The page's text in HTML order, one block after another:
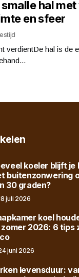
hal
en sfeer
verdientDe hal is de
koeler blijft je
buitenzonwering
30 graden?
juli 2026
koel
zomer 2026: 6 tips
juni 2026
levensduur: